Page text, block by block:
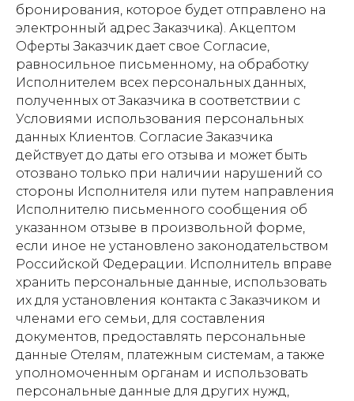
бронирования, которое будет отправлено на
электронный адрес Заказчика). Акцептом
Оферты Заказчик дает свое Согласие,
равносильное письменному, на обработку
Исполнителем всех персональных данных,
полученных от Заказчика в соответствии с
Условиями использования персональных
данных Клиентов. Согласие Заказчика
действует до даты его отзыва и может быть
отозвано только при наличии нарушений со
стороны Исполнителя или путем направления
Исполнителю письменного сообщения об
указанном отзыве в произвольной форме,
если иное не установлено законодательством
Российской Федерации. Исполнитель вправе
хранить персональные данные, использовать
их для установления контакта с Заказчиком и
членами его семьи, для составления
документов, предоставлять персональные
данные Отелям, платежным системам, а также
уполномоченным органам и использовать
персональные данные для других нужд,